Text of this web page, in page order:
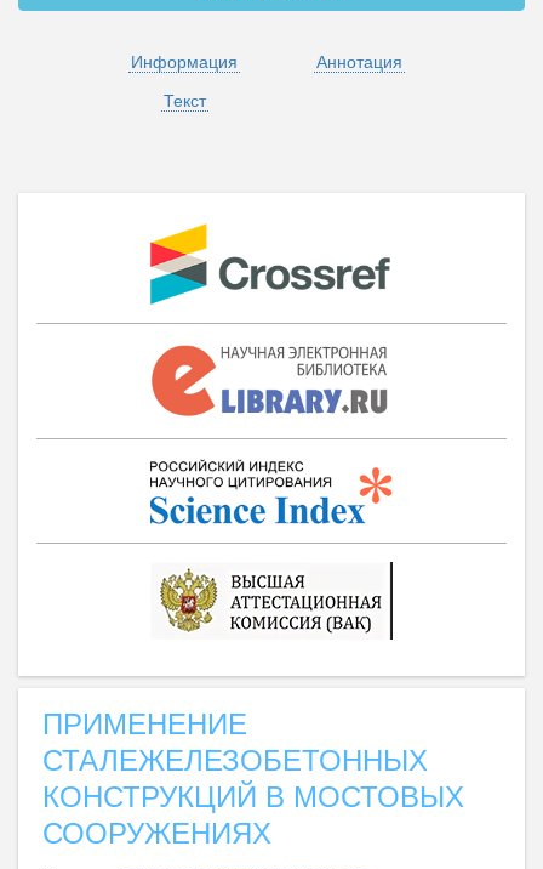
Информация
Аннотация
Текст
ПРИМЕНЕНИЕ
СТАЛЕЖЕЛЕЗОБЕТОННЫХ
КОНСТРУКЦИЙ В МОСТОВЫХ
СООРУЖЕНИЯХ